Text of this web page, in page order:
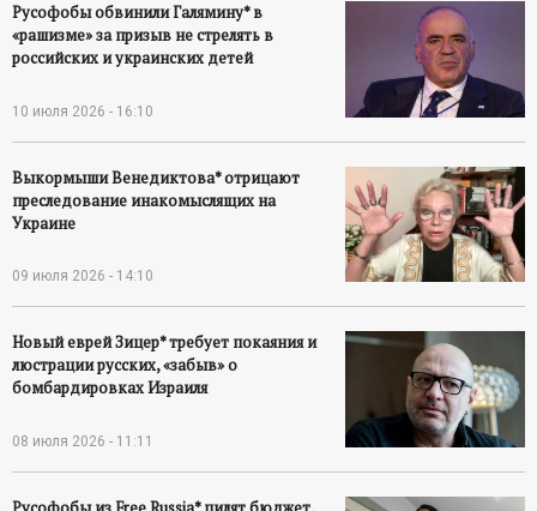
Русофобы обвинили Галямину* в
«рашизме» за призыв не стрелять в
российских и украинских детей
10 июля 2026 - 16:10
Выкормыши Венедиктова* отрицают
преследование инакомыслящих на
Украине
09 июля 2026 - 14:10
Новый еврей Зицер* требует покаяния и
люстрации русских, «забыв» о
бомбардировках Израиля
08 июля 2026 - 11:11